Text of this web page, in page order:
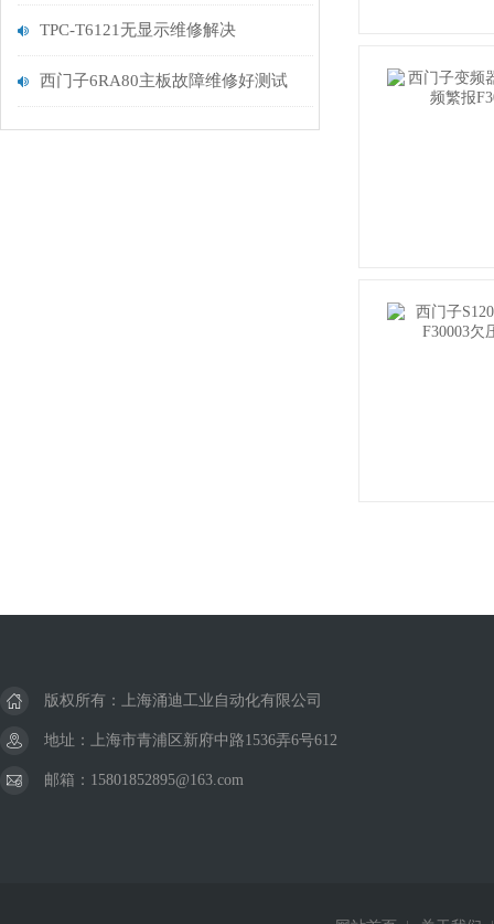
TPC-T6121无显示维修解决
西门子6RA80主板故障维修好测试
版权所有：上海涌迪工业自动化有限公司
地址：上海市青浦区新府中路1536弄6号612
邮箱：15801852895@163.com